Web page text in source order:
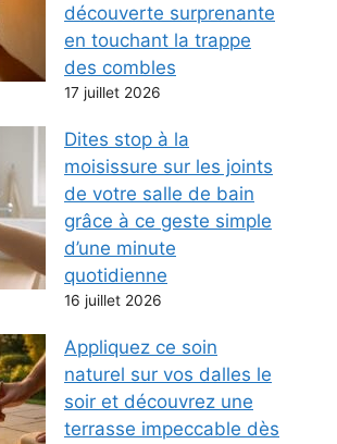
découverte surprenante
en touchant la trappe
des combles
17 juillet 2026
Dites stop à la
moisissure sur les joints
de votre salle de bain
grâce à ce geste simple
d’une minute
quotidienne
16 juillet 2026
Appliquez ce soin
naturel sur vos dalles le
soir et découvrez une
terrasse impeccable dès